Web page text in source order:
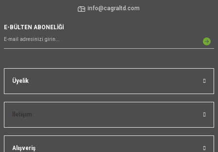
Üyelik
İletişim
Alışveriş
info@cagraltd.com
E-BÜLTEN ABONELİĞİ